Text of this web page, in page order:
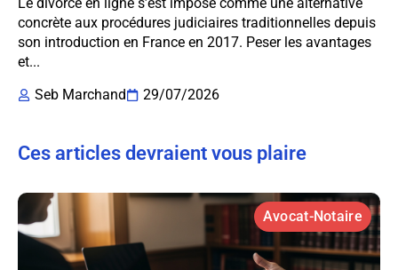
concrète aux procédures judiciaires traditionnelles depuis
son introduction en France en 2017. Peser les avantages
et...
Seb Marchand
29/07/2026
Ces articles devraient vous plaire
Avocat-Notaire